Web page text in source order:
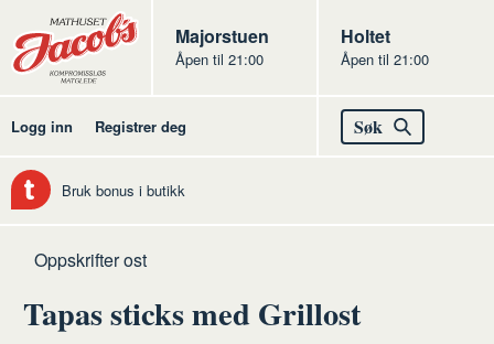
Butikker
Jacobs
Majorstuen
Åpen til 21:00
Jacobs
Holtet
Åpen til 21:00
Logg inn Registrer deg Søk
Bruk bonus i butikk
Hjem
Ost
Oppskrifter ost
Tapas sticks med Grillost